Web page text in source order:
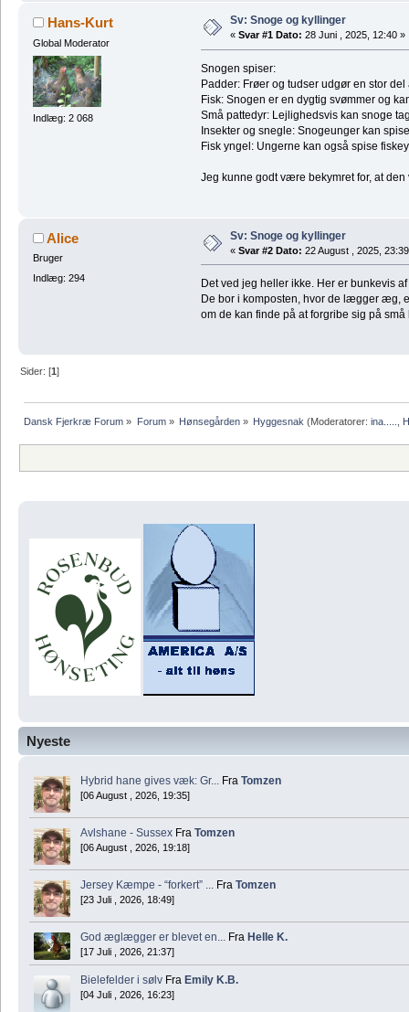
Nyeste
Hybrid hane gives væk: Gr... Fra Tomzen
[06 August , 2026, 19:35]
Avlshane - Sussex Fra Tomzen
[06 August , 2026, 19:18]
Jersey Kæmpe - “forkert” ... Fra Tomzen
[23 Juli , 2026, 18:49]
God æglægger er blevet en... Fra Helle K.
[17 Juli , 2026, 21:37]
Bielefelder i sølv Fra Emily K.B.
[04 Juli , 2026, 16:23]
Hans-Kurt
Global Moderator
Indlæg: 2 068
Sv: Snoge og kyllinger
« Svar #1 Dato: 28 Juni , 2025, 12:40 »
Snogen spiser:
Padder: Frøer og tudser udgør en stor
Fisk: Snogen er en dygtig svømmer og
Små pattedyr: Lejlighedsvis kan snoge
Insekter og snegle: Snogeunger kan
Fisk yngel: Ungerne kan også spise
Jeg kunne godt være bekymret for, at
Alice
Bruger
Indlæg: 294
Sv: Snoge og kyllinger
« Svar #2 Dato: 22 August , 2025,
Det ved jeg heller ikke. Her er bunkevis
De bor i komposten, hvor de lægger æg,
om de kan finde på at forgribe sig på
Sider: [1]
Dansk Fjerkræ Forum » Forum» Hønsegården» Hyggesnak (Moderatorer:ina.....